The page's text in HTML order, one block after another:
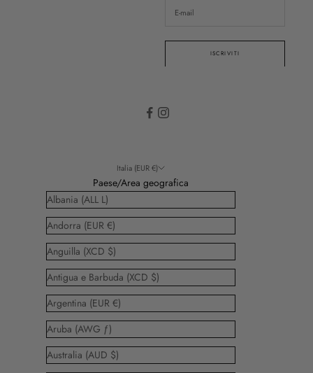
ISCRIVITI
Italia (EUR €)
Paese/Area geografica
Albania (ALL L)
Andorra (EUR €)
Anguilla (XCD $)
Antigua e Barbuda (XCD $)
Argentina (EUR €)
Aruba (AWG ƒ)
Australia (AUD $)